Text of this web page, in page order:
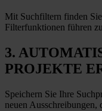
Mit Suchfiltern finden
Filterfunktionen führen
3.
PROJEKTE
Speichern Sie Ihre
neuen